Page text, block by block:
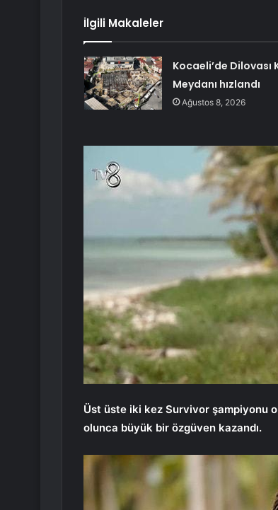
İlgili Makaleler
Kocaeli’de Dilovası
Meydanı hızlandı
Ağustos 8, 2026
Üst üste iki kez Survivor şampiyonu
olunca büyük bir özgüven kazandı.